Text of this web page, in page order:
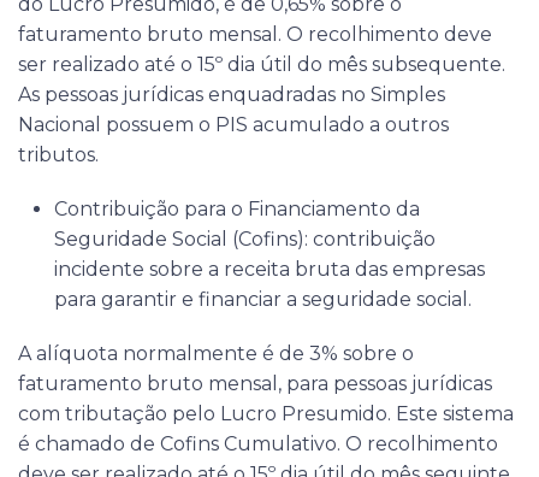
faturamento bruto mensal. O recolhimento deve
ser realizado até o 15º dia útil do mês subsequente.
As pessoas jurídicas enquadradas no Simples
Nacional possuem o PIS acumulado a outros
tributos.
Contribuição para o Financiamento da
Seguridade Social (Cofins): contribuição
incidente sobre a receita bruta das empresas
para garantir e financiar a seguridade social.
A alíquota normalmente é de 3% sobre o
faturamento bruto mensal, para pessoas jurídicas
com tributação pelo Lucro Presumido. Este sistema
é chamado de Cofins Cumulativo. O recolhimento